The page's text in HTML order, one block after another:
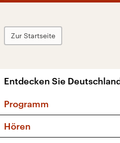
Zur Startseite
Entdecken Sie
Programm
Sendungen und
Hören